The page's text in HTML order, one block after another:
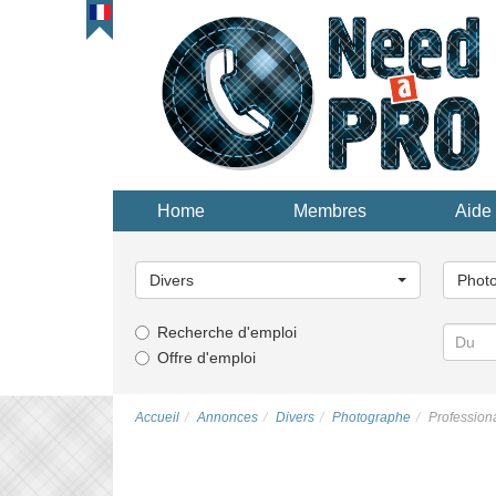
Home Membres Aide
une
catégorie...
Divers
une
Recherche d'emploi
Offre d'emploi
Accueil Annonces Divers Photographe